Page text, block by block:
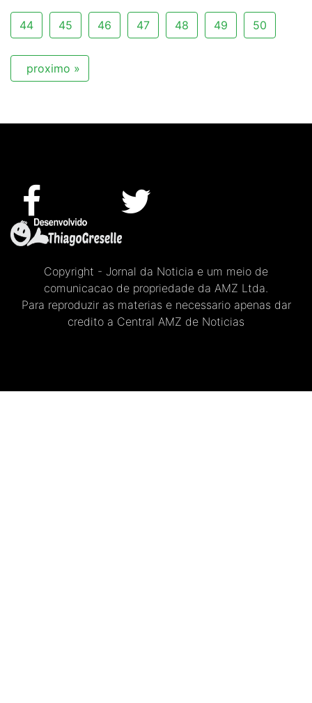
44 45 46 47 48 49 50
proximo »
Copyright - Jornal da Noticia e um meio de
comunicacao de propriedade da AMZ Ltda.
Para reproduzir as materias e necessario apenas dar
credito a Central AMZ de Noticias